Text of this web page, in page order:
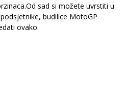
sad si možete uvrstiti u
budilice MotoGP
ovako: